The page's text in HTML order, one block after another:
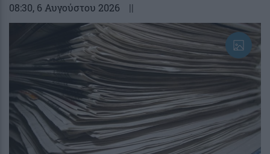
08:30, 6 Αυγούστου 2026 ||